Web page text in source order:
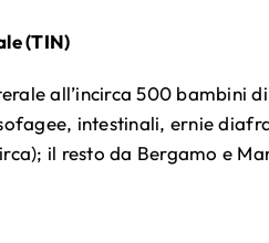
(TIN)
all’incirca 500 bambini
intestinali, ernie
il resto da Bergamo e